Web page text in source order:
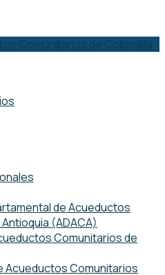
de Acueductos
(ADACA)
Comunitarios de
Acueductos Comunitarios